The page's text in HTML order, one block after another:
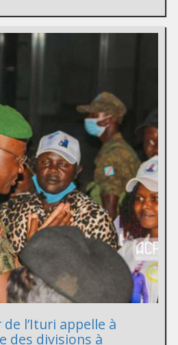
l’Ituri appelle à
des divisions à